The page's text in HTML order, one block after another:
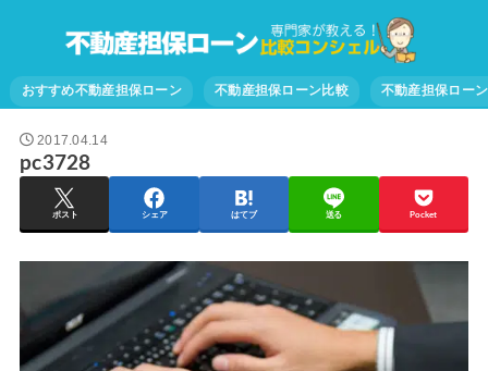
おすすめ不動産担保ローン 不動産担保ローン比較 不動産担保ロー
2017.04.14
pc3728
ポスト シェア はてブ 送る Pocket